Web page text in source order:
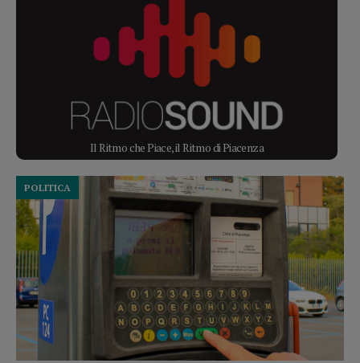
Il Ritmo che Piace, il Ritmo di Piacenza
POLITICA